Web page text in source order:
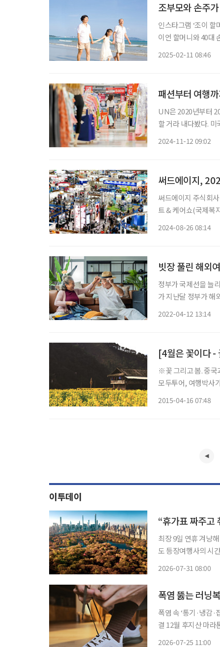
조부모와 손주
인스타그램 ‘조이
이언 할머니와 40대
2025-02-11 08:46
패션부터 여행
UN은 2020년부터
할 거라 내다봤다.
2024-11-12 09:02
써드에이지,
써드에이지 주식회
트 & 케어쇼(국제복
2024-08-26 08:14
빗장 풀린 해외
정부가 국제선을 늘
가 지난달 정부가 해
2022-04-12 13:14
[4월은 꽃이다 -
※꽃 그리고 봄. 중국
모두투어, 여행박사가 봄
2015-04-16 07:48
이투데이
최장 9일 연휴 겨냥
도 등장여행사의 시간표와 콘텐
2026-07-31 08:00
폭염 뚫는 러닝
폭염 속 ‘통기·냉감
결 12월 후지산 마라
2026-07-25 11:00